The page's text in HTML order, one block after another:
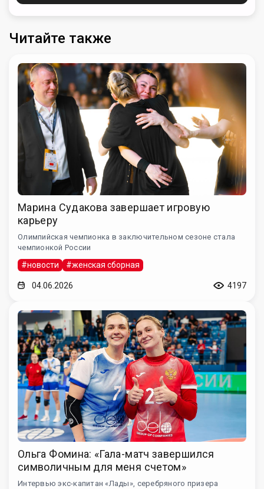
Читайте также
Марина Судакова завершает игровую
карьеру
Олимпийская чемпионка в заключительном сезоне стала
чемпионкой России
#новости #женская сборная
04.06.2026 4197
Ольга Фомина: «Гала-матч завершился
символичным для меня счетом»
Интервью экс-капитан «Лады», серебряного призера